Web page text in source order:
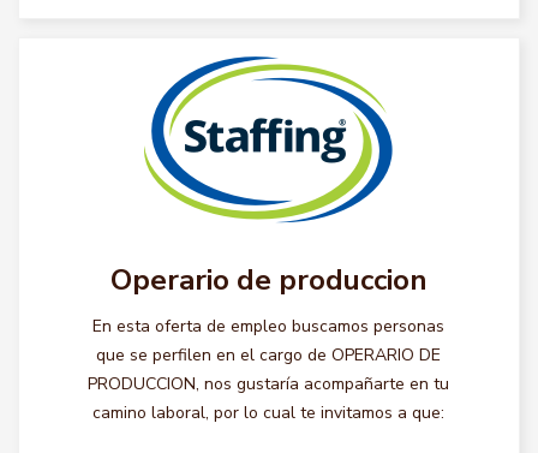
Operario de produccion
En esta oferta de empleo buscamos personas
que se perfilen en el cargo de OPERARIO DE
PRODUCCION, nos gustaría acompañarte en tu
camino laboral, por lo cual te invitamos a que: